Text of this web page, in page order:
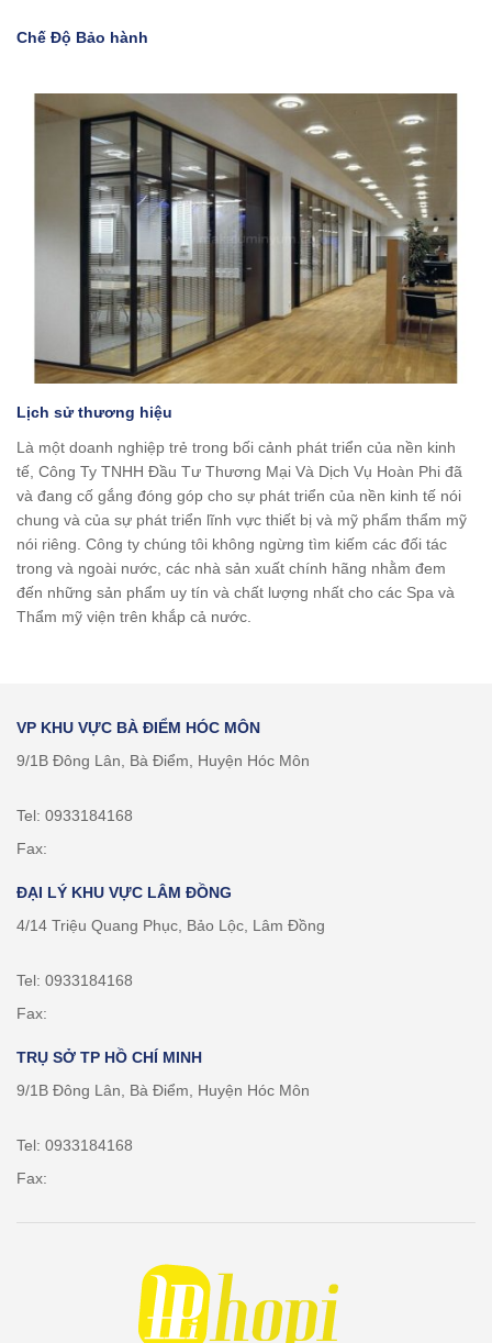
Chế Độ Bảo hành
Lịch sử thương hiệu
Là một doanh nghiệp trẻ trong bối cảnh phát triển của nền kinh
tế, Công Ty TNHH Đầu Tư Thương Mại Và Dịch Vụ Hoàn Phi đã
và đang cố gắng đóng góp cho sự phát triển của nền kinh tế nói
chung và của sự phát triển lĩnh vực thiết bị và mỹ phẩm thẩm mỹ
nói riêng. Công ty chúng tôi không ngừng tìm kiếm các đối tác
trong và ngoài nước, các nhà sản xuất chính hãng nhằm đem
đến những sản phẩm uy tín và chất lượng nhất cho các Spa và
Thẩm mỹ viện trên khắp cả nước.
VP KHU VỰC BÀ ĐIỂM HÓC MÔN
9/1B Đông Lân, Bà Điểm, Huyện Hóc Môn
Tel: 0933184168
Fax:
ĐẠI LÝ KHU VỰC LÂM ĐỒNG
4/14 Triệu Quang Phục, Bảo Lộc, Lâm Đồng
Tel: 0933184168
Fax:
TRỤ SỞ TP HỒ CHÍ MINH
9/1B Đông Lân, Bà Điểm, Huyện Hóc Môn
Tel: 0933184168
Fax: